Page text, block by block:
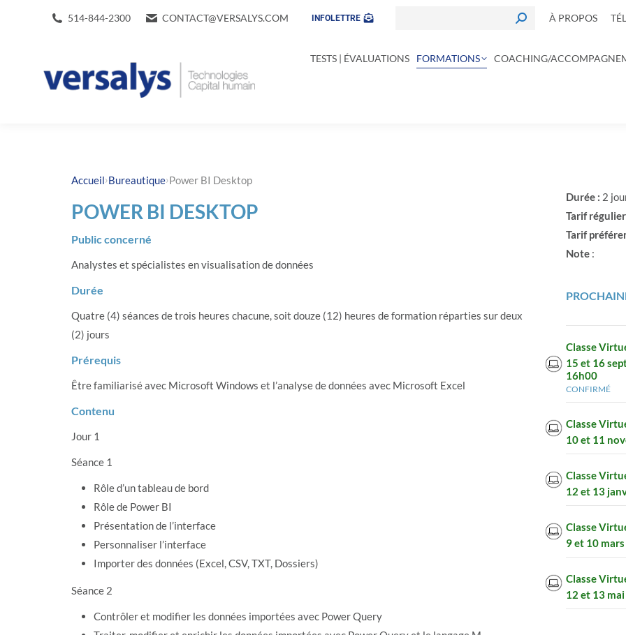
514-844-2300 CONTACT@VERSALYS.COM INFOLETTRE À PROPOS
TESTS | ÉVALUATIONS FORMATIONS COACHING/
Accueil›Bureautique›Power BI Desktop
POWER BI DESKTOP
Public concerné
Analystes et spécialistes en visualisation de données
Durée
Quatre (4) séances de trois heures chacune, soit douze (12) heures de formation réparties sur deux
(2) jours
Prérequis
Être familiarisé avec Microsoft Windows et l’analyse de données avec Microsoft Excel
Contenu
Jour 1
Séance 1
Rôle d’un tableau de bord
Rôle de Power BI
Présentation de l’interface
Personnaliser l’interface
Importer des données (Excel, CSV, TXT, Dossiers)
Séance 2
Contrôler et modifier les données importées avec Power Query
Durée : 2
Tarif
Tarif
Note:
Classe
15 et 16
16h00
CONFIRMÉ
Classe
10 et 11
Classe
12 et 13
Classe
9 et 10
Classe
12 et 13